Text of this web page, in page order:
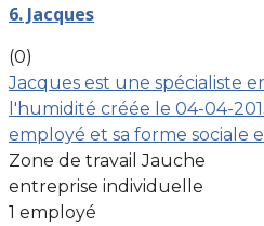
6. Jacques
(0)
Jacques est une spécialiste
l'humidité créée le 04-04-
employé et sa forme sociale
Zone de travail Jauche
entreprise individuelle
1 employé